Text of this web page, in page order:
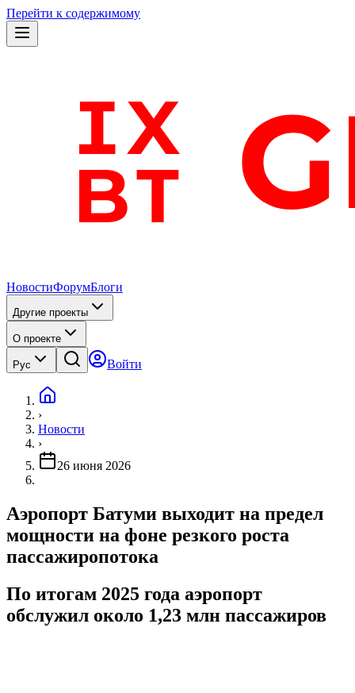
Перейти к содержимому
НовостиФорумБлоги
Другие проекты
О проекте
Рус Войти
›
Новости
›
26 июня 2026
Аэропорт Батуми выходит на предел
мощности на фоне резкого роста
пассажиропотока
По итогам 2025 года аэропорт
обслужил около 1,23 млн пассажиров